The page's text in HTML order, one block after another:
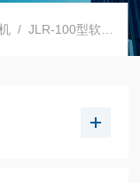
/JLR-100型软胶囊机